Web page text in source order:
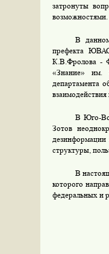
затронуты
возможностями.
В
префекта
К.В.Фролова -
«Знание» им.
департамента
В Юго-
Зотов
структуры,
В
которого
федеральных и